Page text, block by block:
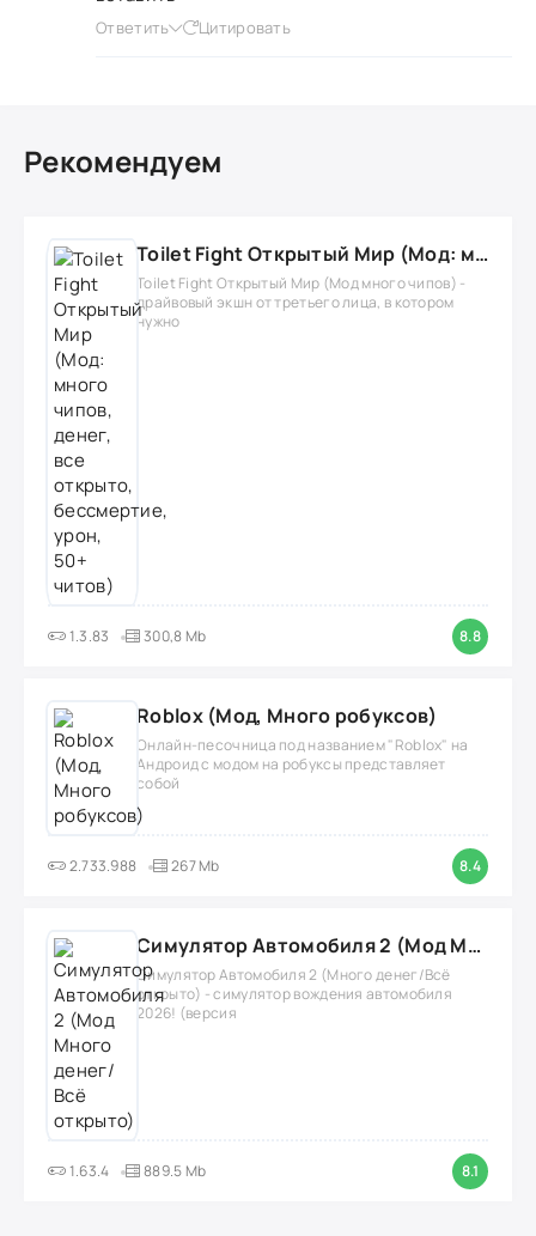
Ответить Цитировать
Рекомендуем
Toilet Fight Открытый Мир (Мод: много чипов, денег, все открыто, бессмертие, урон, 50+ читов)
Toilet Fight Открытый Мир (Мод много чипов) -
драйвовый экшн от третьего лица, в котором
нужно
1.3.83 300,8 Mb 8.8
Roblox (Мод, Много робуксов)
Онлайн-песочница под названием "Roblox" на
Андроид с модом на робуксы представляет
собой
2.733.988 267 Mb 8.4
Симулятор Автомобиля 2 (Мод Много денег/Всё открыто)
Симулятор Автомобиля 2 (Много денег/Всё
открыто) - симулятор вождения автомобиля
2026! (версия
1.63.4 889.5 Mb 8.1